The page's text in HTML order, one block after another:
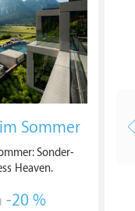
Sommer
Sonder-
Heaven.
-20 %